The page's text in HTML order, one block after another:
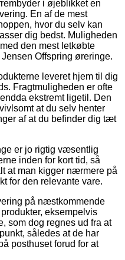
i øjeblikket en
En af de mest
hvor du selv kan
dig bedst. Muligheden
den mest letkøbte
Offspring øreringe.
leveret hjem til dig
Fragtmuligheden er ofte
ekstremt ligetil. Den
at du selv henter
af at du befinder dig tæt
er jo rigtig væsentlig
inden for kort tid, så
at man kigger nærmere på
for den relevante vare.
på næstkommende
eksempelvis
som dog regnes ud fra at
således at de har
posthuset forud for at